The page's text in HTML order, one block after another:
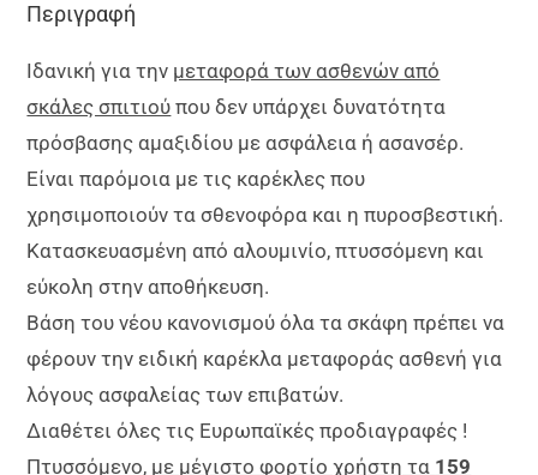
Περιγραφή
Ιδανική για την μεταφορά των ασθενών από
σκάλες σπιτιού που δεν υπάρχει δυνατότητα
πρόσβασης αμαξιδίου με ασφάλεια ή ασανσέρ.
Είναι παρόμοια με τις καρέκλες που
χρησιμοποιούν τα σθενοφόρα και η πυροσβεστική.
Κατασκευασμένη από αλουμινίο, πτυσσόμενη και
εύκολη στην αποθήκευση.
Βάση του νέου κανονισμού όλα τα σκάφη πρέπει να
φέρουν την ειδική καρέκλα μεταφοράς ασθενή για
λόγους ασφαλείας των επιβατών.
Διαθέτει όλες τις Ευρωπαϊκές προδιαγραφές !
Πτυσσόμενο, με μέγιστο φορτίο χρήστη τα 159